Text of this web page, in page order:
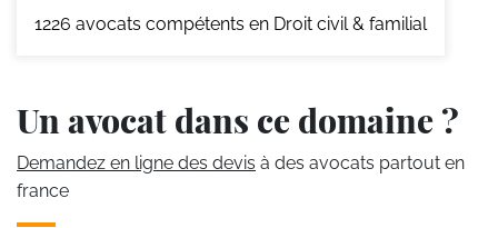
1226 avocats compétents en Droit civil & familial
Un avocat dans ce domaine ?
Demandez en ligne des devis à des avocats partout en
france